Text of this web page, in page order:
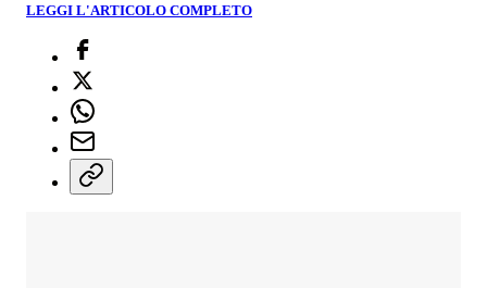
LEGGI L'ARTICOLO COMPLETO